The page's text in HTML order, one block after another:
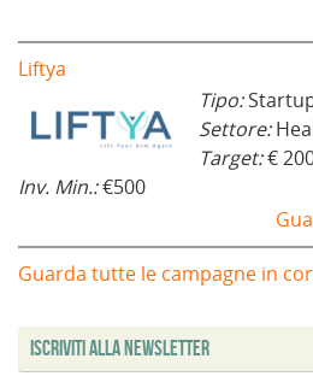
Liftya
Tipo:
Settore:
Target:€
Inv. Min.:€500
Guarda tutte le campagne in
Iscriviti alla Newsletter